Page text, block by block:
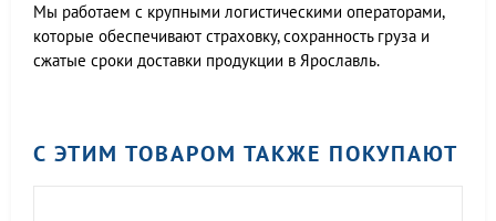
Мы работаем c крупными логистическими операторами,
которые обеспечивают страховку, сохранность груза и
сжатые сроки доставки продукции в Ярославль.
С ЭТИМ ТОВАРОМ ТАКЖЕ ПОКУПАЮТ